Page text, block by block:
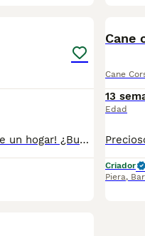
🐾 ¡Preciosas cachorras de Cane Corso en busca de un hogar! ¿Buscas una compañera fiel, inteligente y con un carácter excepcional? Tenemos disponibles 2 preciosas hembras de Cane Corso: 🖤 1 de color negro 🩶 1 de color gris Las cachorras se entregan con toda la documentación en regla: ✔️ LOE ✔️ Pedigrí ✔️ Microchip ✔️ Pasaporte veterinario europeo ✔️ Vacunas al día según su edad ✔️ Desparasitaciones realizadas según su edad ✔️ Certificado veterinario de buena salud Criadas con dedicación, socializadas y listas para formar parte de una familia responsable. 📍 Estamos en Monóvar (Alicante). 📲 WhatsApp: 34 607 268 712 Si deseas más información, fotos o vídeos, no dudes en contactar. ¡Solo buscamos los mejores hogares para ellas!
Cane
Cane
13
Edad
Criador
Piera,